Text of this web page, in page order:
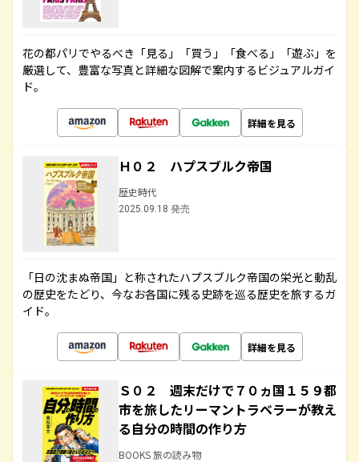
花の都パリでやるべき「見る」「買う」「食べる」「遊ぶ」を
厳選して、豊富な写真と詳細な図解で案内するビジュアルガイ
ド。
詳細を見る
Ｈ０２ ハプスブルク帝国
歴史時代
2025.09.18 発売
「日の沈まぬ帝国」と称されたハプスブルク帝国の栄光と動乱
の歴史をたどり、今なお各国に残る史跡を巡る歴史を旅するガ
イド。
詳細を見る
Ｓ０２ 週末だけで７０ヵ国１５９都
市を旅したリーマントラベラーが教え
る自分の時間の作り方
BOOKS 旅の読み物